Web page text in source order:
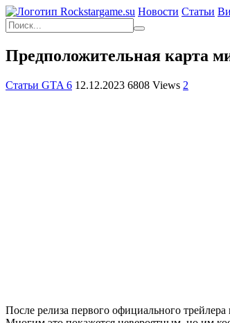
Новости Статьи
Предположительная карта
Статьи GTA 6 12.12.2023 6808 Views 2
После релиза первого официального